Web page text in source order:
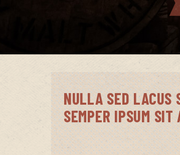
NULLA SED LACUS
SEMPER IPSUM